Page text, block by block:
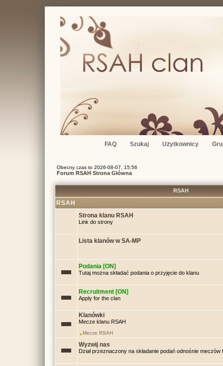
FAQ Szukaj Użytkownicy
Obecny czas to 2026-08-07, 15:56
Forum RSAH Strona Główna
RSAH
RSAH
Strona klanu RSAH
Link do strony
Lista klanów w SA-MP
Podania [ON]
Tutaj można składać podania o przyjęcie do klanu
Recruitment [ON]
Apply for the clan
Klanówki
Mecze klanu RSAH
Mecze RSAH
Wyzwij nas
Dział przeznaczony na składanie podań odnośnie